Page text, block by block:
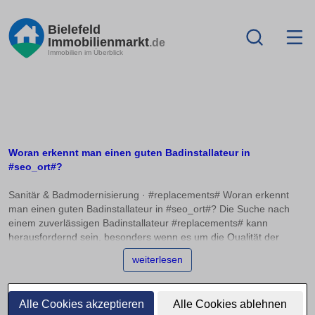
Alle Cookies akzeptieren Alle Cookies ablehnen
Bielefeld
Immobilienmarkt.de
Immobilien im Überblick
Woran erkennt man einen guten Badinstallateur in
#seo_ort#?
Sanitär & Badmodernisierung · #replacements# Woran erkennt
man einen guten Badinstallateur in #seo_ort#? Die Suche nach
einem zuverlässigen Badinstallateur #replacements# kann
herausfordernd sein, besonders wenn es um die Qualität der
Arbeit und Kostentransparenz geht. Ein gutes Indiz für
Fachkompetenz sind Innungsmitgliedschaften und
Referenzprojekte richtig? Dieser Artikel bietet Orientierung, um die
besten Profis in der Sanitär- und Badmodernisierungsbranche zu
weiterlesen